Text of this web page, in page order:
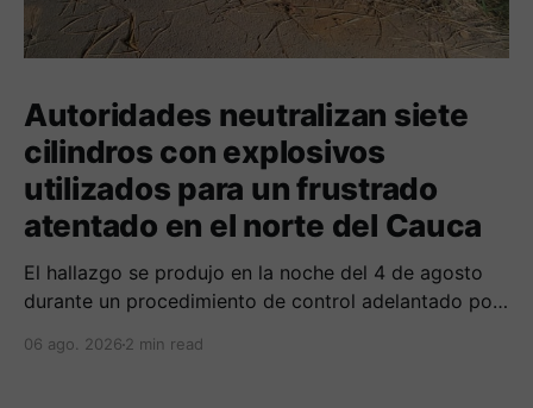
Autoridades neutralizan siete
cilindros con explosivos
utilizados para un frustrado
atentado en el norte del Cauca
El hallazgo se produjo en la noche del 4 de agosto
durante un procedimiento de control adelantado por
06 ago. 2026 2 min read